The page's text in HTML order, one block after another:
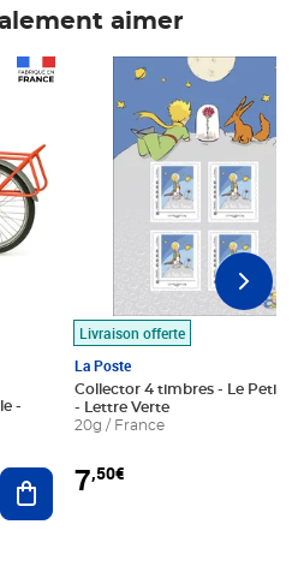
aimer
Ajouter au panier
Livraison offerte
La Poste
Collector 4 timbres - Le Petit
- Lettre Verte
20g / France
7,50€
Prix 7,50€